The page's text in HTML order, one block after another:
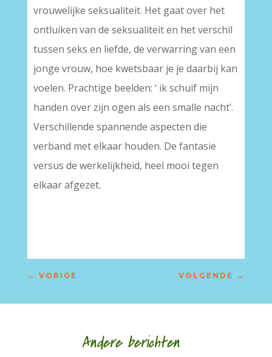
vrouwelijke seksualiteit. Het gaat over het
ontluiken van de seksualiteit en het verschil
tussen seks en liefde, de verwarring van een
jonge vrouw, hoe kwetsbaar je je daarbij kan
voelen. Prachtige beelden: ‘ ik schuif mijn
handen over zijn ogen als een smalle nacht’.
Verschillende spannende aspecten die
verband met elkaar houden. De fantasie
versus de werkelijkheid, heel mooi tegen
elkaar afgezet.
← VORIGE VOLGENDE →
Andere berichten